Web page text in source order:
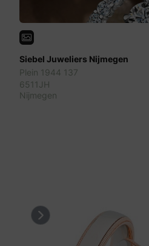
Siebel Juweliers Nijmegen
Plein 1944 137
6511JH
Nijmegen
Previous